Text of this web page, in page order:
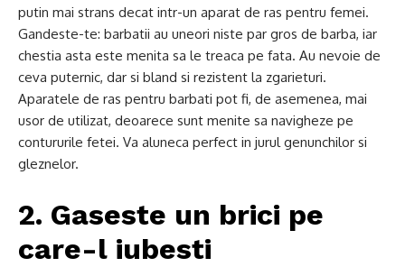
putin mai strans decat intr-un aparat de ras pentru femei.
Gandeste-te: barbatii au uneori niste par gros de barba, iar
chestia asta este menita sa le treaca pe fata. Au nevoie de
ceva puternic, dar si bland si rezistent la zgarieturi.
Aparatele de ras pentru barbati pot fi, de asemenea, mai
usor de utilizat, deoarece sunt menite sa navigheze pe
contururile fetei. Va aluneca perfect in jurul genunchilor si
gleznelor.
2. Gaseste un brici pe
care-l iubesti